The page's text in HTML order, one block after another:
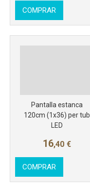
COMPRAR
Pantalla estanca
120cm (1x36) per tub
LED
16,40 €
COMPRAR